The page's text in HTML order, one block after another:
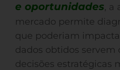
e oportunidades, a
mercado permite
que poderiam
dados obtidos servem
decisões estratégicas